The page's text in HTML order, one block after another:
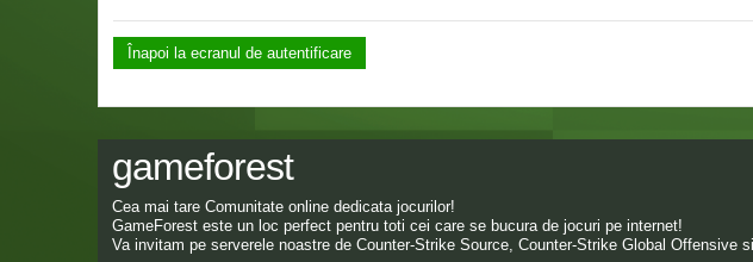
Înapoi la ecranul de autentificare
gameforest
Cea mai tare Comunitate online dedicata jocurilor!
GameForest este un loc perfect pentru toti cei care se bucura de jocuri pe internet!
Va invitam pe serverele noastre de Counter-Strike Source, Counter-Strike Global Offensive